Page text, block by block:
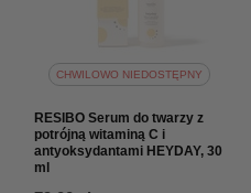
CHWILOWO NIEDOSTĘPNY
RESIBO Serum do twarzy z
potrójną witaminą C i
antyoksydantami HEYDAY, 30
ml